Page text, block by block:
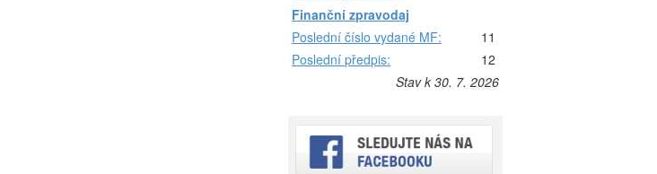
Finanční zpravodaj
Poslední číslo vydané MF:
11
Poslední předpis:
12
Stav k 30. 7. 2026